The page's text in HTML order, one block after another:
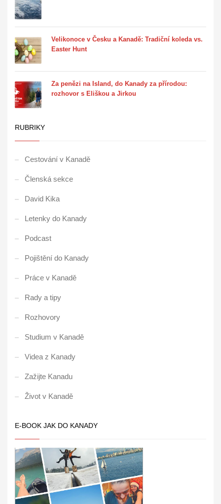
Velikonoce v Česku a Kanadě: Tradiční koleda vs.
Easter Hunt
Za penězi na Island, do Kanady za přírodou:
rozhovor s Eliškou a Jirkou
RUBRIKY
Cestování v Kanadě
Členská sekce
David Kika
Letenky do Kanady
Podcast
Pojištění do Kanady
Práce v Kanadě
Rady a tipy
Rozhovory
Studium v Kanadě
Videa z Kanady
Zažijte Kanadu
Život v Kanadě
E-BOOK JAK DO KANADY